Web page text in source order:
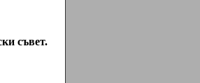
съвет.